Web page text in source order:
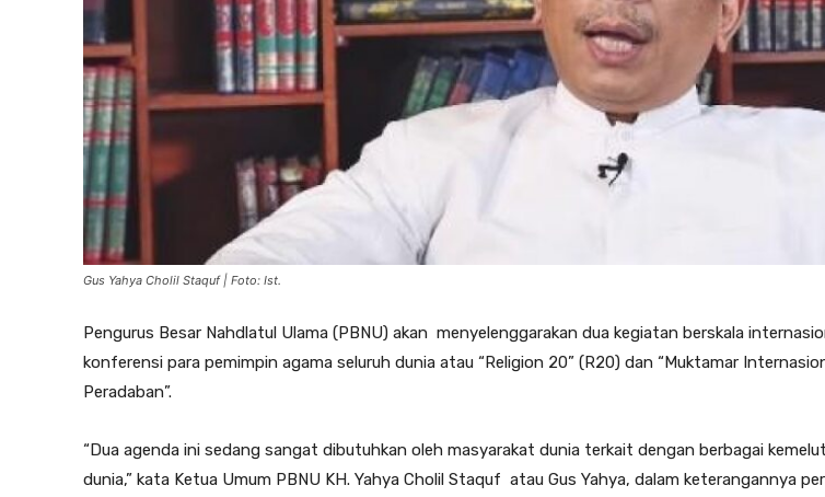
Gus Yahya Cholil Staquf | Foto: Ist.
Pengurus Besar Nahdlatul Ulama (PBNU) akan menyelenggarakan dua kegiatan berskala
konferensi para pemimpin agama seluruh dunia atau “Religion 20” (R20) dan “Muktamar
Peradaban”.
“Dua agenda ini sedang sangat dibutuhkan oleh masyarakat dunia terkait dengan berbagai
dunia,” kata Ketua Umum PBNU KH. Yahya Cholil Staquf atau Gus Yahya, dalam keterangannya